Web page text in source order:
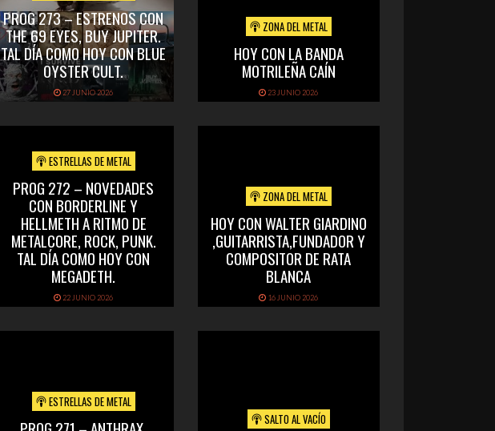
PROG 273 – ESTRENOS CON
THE 69 EYES, BUY JUPITER.
TAL DÍA COMO HOY CON BLUE
OYSTER CULT.
27 JUNIO 2026
ZONA DEL METAL
HOY CON LA BANDA
MOTRILEÑA CAÍN
23 JUNIO 2026
ESTRELLAS DE METAL
PROG 272 – NOVEDADES
CON BORDERLINE Y
HELLMETH A RITMO DE
METALCORE, ROCK, PUNK.
TAL DÍA COMO HOY CON
MEGADETH.
22 JUNIO 2026
ZONA DEL METAL
HOY CON WALTER GIARDINO
,GUITARRISTA,FUNDADOR Y
COMPOSITOR DE RATA
BLANCA
16 JUNIO 2026
ESTRELLAS DE METAL
SALTO AL VACÍO